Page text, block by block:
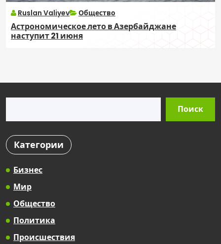
Ruslan Valiyev Общество
Астрономическое лето в Азербайджане
наступит 21 июня
Поиск
Категории
Бизнес
Мир
Общество
Политика
Происшествия